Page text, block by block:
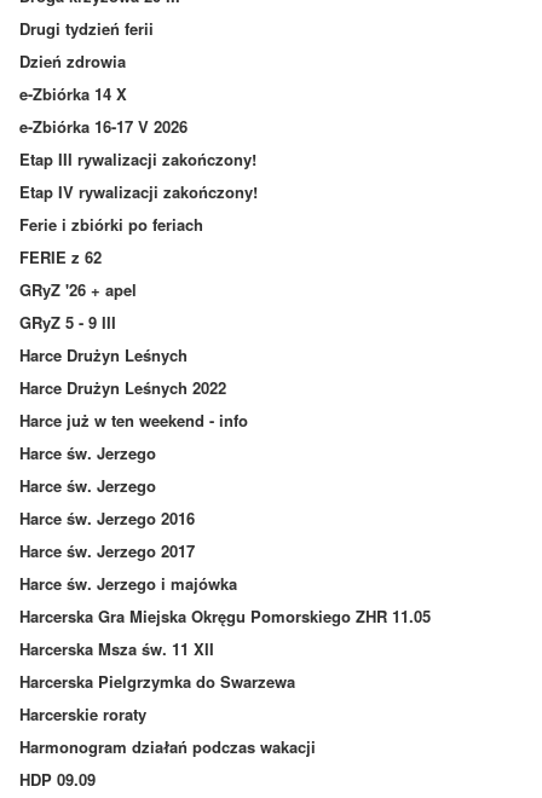
Drugi tydzień ferii
Dzień zdrowia
e-Zbiórka 14 X
e-Zbiórka 16-17 V 2026
Etap III rywalizacji zakończony!
Etap IV rywalizacji zakończony!
Ferie i zbiórki po feriach
FERIE z 62
GRyZ '26 + apel
GRyZ 5 - 9 III
Harce Drużyn Leśnych
Harce Drużyn Leśnych 2022
Harce już w ten weekend - info
Harce św. Jerzego
Harce św. Jerzego
Harce św. Jerzego 2016
Harce św. Jerzego 2017
Harce św. Jerzego i majówka
Harcerska Gra Miejska Okręgu Pomorskiego ZHR 11.05
Harcerska Msza św. 11 XII
Harcerska Pielgrzymka do Swarzewa
Harcerskie roraty
Harmonogram działań podczas wakacji
HDP 09.09